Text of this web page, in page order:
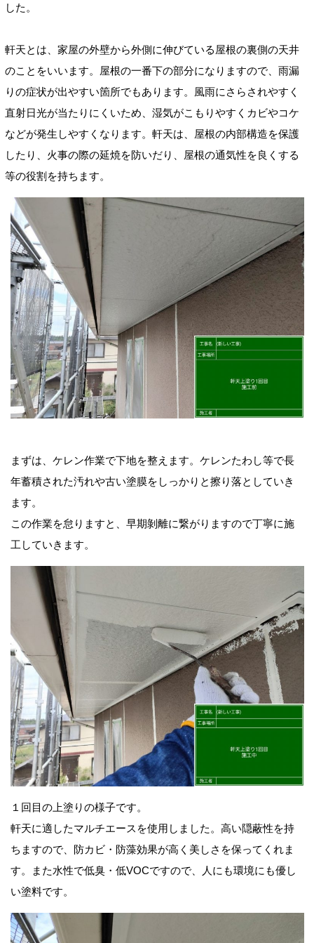
した。
軒天とは、 家屋の外壁から外側に伸びている屋根の裏側の天井
のことをいいます。屋根の一番下の部分になりますので、雨漏
りの症状が出やすい箇所でもあります。風雨にさらされやすく
直射日光が当たりにくいため、湿気がこもりやすくカビやコケ
などが発生しやすくなります。軒天は、屋根の内部構造を保護
したり、火事の際の延焼を防いだり、屋根の通気性を良くする
等の役割を持ちます。
まずは、ケレン作業で下地を整えます。ケレンたわし等で長
年蓄積された汚れや古い塗膜をしっかりと擦り落としていき
ます。
この作業を怠りますと、早期剝離に繋がりますので丁寧に施
工していきます。
１回目の上塗りの様子です。
軒天に適したマルチエースを使用しました。高い隠蔽性を持
ちますので、防カビ・防藻効果が高く美しさを保ってくれま
す。また水性で低臭・低VOCですので、人にも環境にも優し
い塗料です。